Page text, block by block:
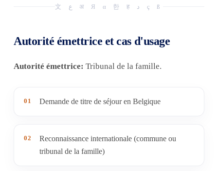
文 ع अ Я α 한 ह د ç ß
Autorité émettrice et cas d'usage
Autorité émettrice: Tribunal de la famille.
01 Demande de titre de séjour en Belgique
02
Reconnaissance internationale (commune ou
tribunal de la famille)